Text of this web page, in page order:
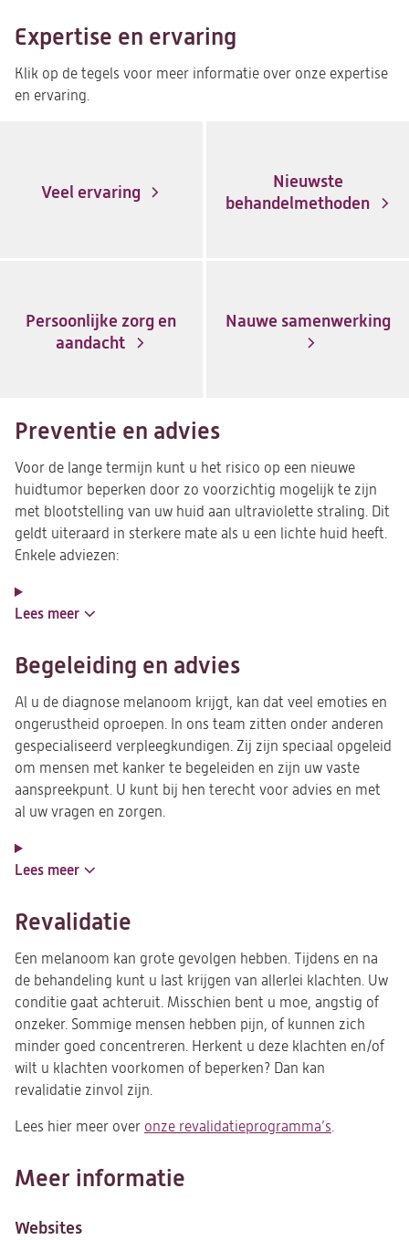
Expertise en ervaring
Klik op de tegels voor meer informatie over onze expertise
en ervaring.
Veel ervaring
Nieuwste
behandelmethoden
Persoonlijke zorg en
aandacht
Nauwe samenwerking
Preventie en advies
Voor de lange termijn kunt u het risico op een nieuwe
huidtumor beperken door zo voorzichtig mogelijk te zijn
met blootstelling van uw huid aan ultraviolette straling. Dit
geldt uiteraard in sterkere mate als u een lichte huid heeft.
Enkele adviezen:
Lees meer
Begeleiding en advies
Al u de diagnose melanoom krijgt, kan dat veel emoties en
ongerustheid oproepen. In ons team zitten onder anderen
gespecialiseerd verpleegkundigen. Zij zijn speciaal opgeleid
om mensen met kanker te begeleiden en zijn uw vaste
aanspreekpunt. U kunt bij hen terecht voor advies en met
al uw vragen en zorgen.
Lees meer
Revalidatie
Een melanoom kan grote gevolgen hebben. Tijdens en na
de behandeling kunt u last krijgen van allerlei klachten. Uw
conditie gaat achteruit. Misschien bent u moe, angstig of
onzeker. Sommige mensen hebben pijn, of kunnen zich
minder goed concentreren. Herkent u deze klachten en/of
wilt u klachten voorkomen of beperken? Dan kan
revalidatie zinvol zijn.
Lees hier meer over onze revalidatieprogramma’s.
Meer informatie
Websites